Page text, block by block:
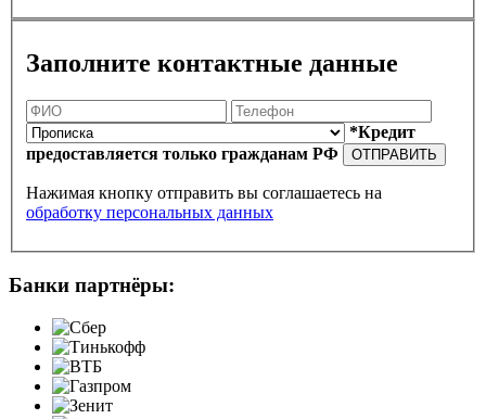
Заполните контактные данные
*Кредит
предоставляется только гражданам РФ
ОТПРАВИТЬ
Нажимая кнопку отправить вы соглашаетесь на
обработку персональных данных
Банки партнёры: